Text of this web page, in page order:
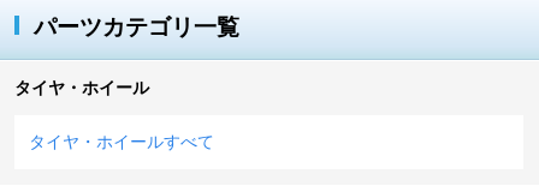
パーツカテゴリ一覧
タイヤ・ホイール
タイヤ・ホイールすべて